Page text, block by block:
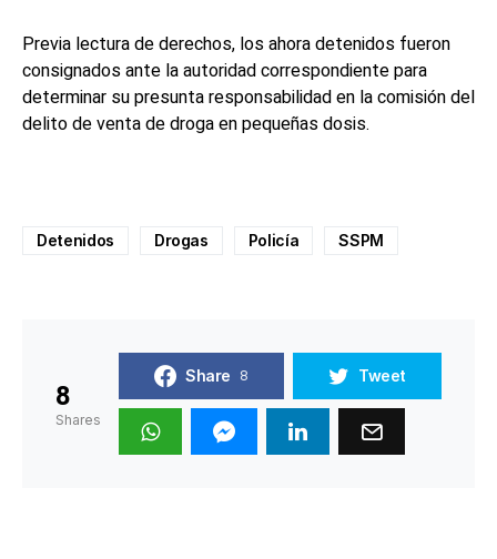
Previa lectura de derechos, los ahora detenidos fueron
consignados ante la autoridad correspondiente para
determinar su presunta responsabilidad en la comisión del
delito de venta de droga en pequeñas dosis.
Detenidos Drogas Policía SSPM
8
Shares
Share 8 Tweet